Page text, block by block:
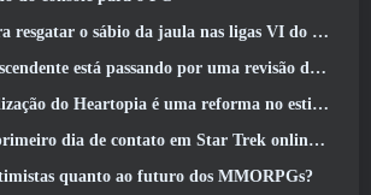
da jaula nas ligas VI do RuneScape da velha escola: Pactos Demoníacos
está passando por uma revisão de acordo com o Dev Stream
Heartopia é uma reforma no estilo Alice no país das maravilhas
em Star Trek online e ganhe uma nova versão do Nobel Intel Battlecruiser
quanto ao futuro dos MMORPGs?